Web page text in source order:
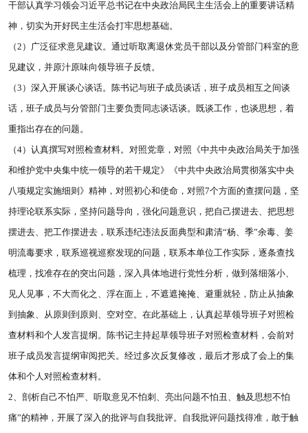
干部认真学习领会习近平总书记在中央政治局民主生活会上的重要讲话精
神，切实为开好民主生活会打牢思想基础。
（2）广泛征求意见建议。通过听取离退休党员干部以及分管部门科室的意
见建议，并原汁原味向领导班子反馈。
（3）深入开展谈心谈话。陈书记与班子成员谈话，班子成员相互之间谈
话，班子成员与分管部门主要负责同志谈话谈。既谈工作，也谈思想，着
重指出存在的问题。
（4）认真撰写对照检查材料。对照党章，对照《中共中央政治局关于加强
和维护党中央集中统一领导的若干规定》《中共中央政治局贯彻落实中央
八项规定实施细则》精神，对照初心和使命，对照7个方面的查摆问题，坚
持理论联系实际，坚持问题导向，强化问题意识，把自己摆进去、把思想
摆进去、把工作摆进去，联系违纪违法反面典型和肃清“杨、季”余毒、姜
明流毒要求，联系巡视巡察发现的问题，联系本单位工作实际，逐条查找
梳理，找准存在的突出问题，深入具体地进行党性分析，做到落细落小、
见人见事，不大而化之、浮在面上，不遮遮掩掩、避重就轻，防止从抽象
到抽象、从原则到原则、空对空。在此基础上，认真起草领导班子对照检
查材料和个人发言提纲。陈书记主持起草领导班子对照检查材料，会前对
班子成员发言提纲审阅把关。经过多次反复修改，最后才形成了会上的集
体和个人对照检查材料。
2、剖析自己不怕严、听取意见不怕刺、亮出问题不怕丑、触及思想不怕
痛”的精神，开展了深入的批评与自我批评。自我批评问题找得准，敢于触